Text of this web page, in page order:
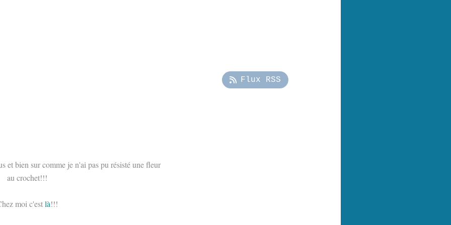
et bien sur comme je n'ai pas pu résisté une fleur
au crochet!!!
moi c'estlà!!!
Flux RSS